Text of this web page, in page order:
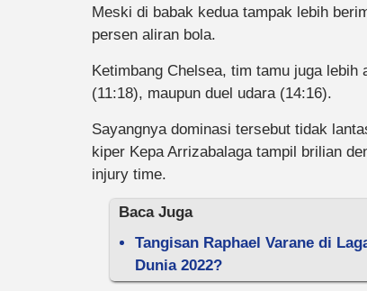
Meski di babak kedua tampak lebih
persen aliran bola.
Ketimbang Chelsea, tim tamu juga
(11:18), maupun duel udara (14:16).
Sayangnya dominasi tersebut tidak
kiper Kepa Arrizabalaga tampil brilian
injury time.
Baca Juga
Tangisan Raphael Varane di
Dunia 2022?